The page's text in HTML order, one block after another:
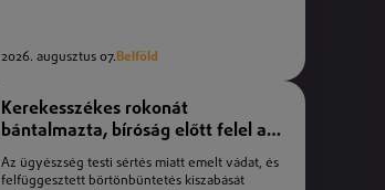
2026. augusztus 07.Belföld
Kerekesszékes rokonát
bántalmazta, bíróság előtt felel a
férfi
Az ügyészség testi sértés miatt emelt vádat, és
felfüggesztett börtönbüntetés kiszabását